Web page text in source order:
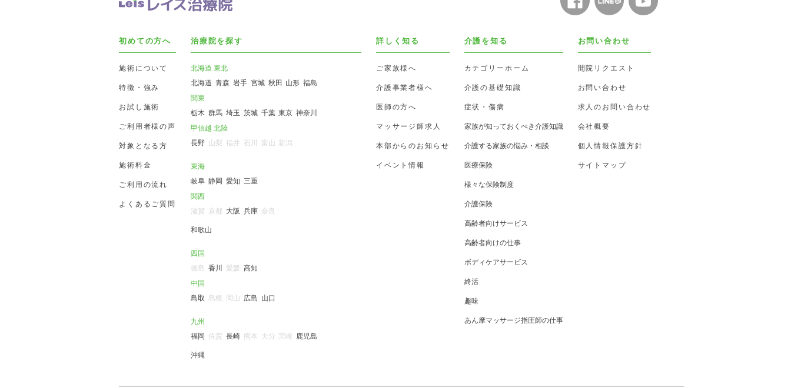
初めての方へ
施術について
特徴・強み
お試し施術
ご利用者様の声
対象となる方
施術料金
ご利用の流れ
よくあるご質問
治療院を探す
北海道 東北
北海道 青森 岩手 宮城 秋田 山形 福島
関東
栃木 群馬 埼玉 茨城 千葉 東京 神奈川
甲信越 北陸
長野 山梨 福井 石川 富山 新潟
東海
岐阜 静岡 愛知 三重
関西
滋賀
京都 大阪 兵庫 奈良
和歌山
四国
徳島 香川 愛媛 高知
中国
鳥取 島根 岡山 広島 山口
九州
福岡 佐賀 長崎 熊本 大分 宮崎 鹿児島
沖縄
詳しく知る
ご家族様へ
介護事業者様へ
医師の方へ
マッサージ師求人
本部からのお知らせ
イベント情報
介護を知る
カテゴリーホーム
介護の基礎知識
症状・傷病
家族が知っておくべき介護知識
介護する家族の悩み・相談
医療保険
様々な保険制度
介護保険
高齢者向けサービス
高齢者向けの仕事
ボディケアサービス
終活
趣味
あん摩マッサージ指圧師の仕事
お問い合わせ
開院リクエスト
お問い合わせ
求人のお問い合わせ
会社概要
個人情報保護方針
サイトマップ